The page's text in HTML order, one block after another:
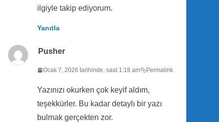
ilgiyle takip ediyorum.
Yanıtla
Pusher
Ocak 7, 2026 tarihinde, saat 1:18 am Permalink
Yazınızı okurken çok keyif aldım,
teşekkürler. Bu kadar detaylı bir yazı
bulmak gerçekten zor.